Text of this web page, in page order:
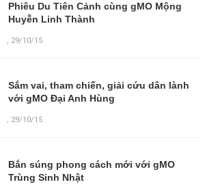
Phiêu Du Tiên Cảnh cùng gMO Mộng
Huyễn Linh Thành
, 29/10/15
Sắm vai, tham chiến, giải cứu dân lành
với gMO Đại Anh Hùng
, 29/10/15
Bắn súng phong cách mới với gMO
Trùng Sinh Nhật